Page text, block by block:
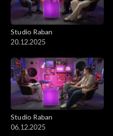
Studio Raban
20.12.2025
Studio Raban
06.12.2025